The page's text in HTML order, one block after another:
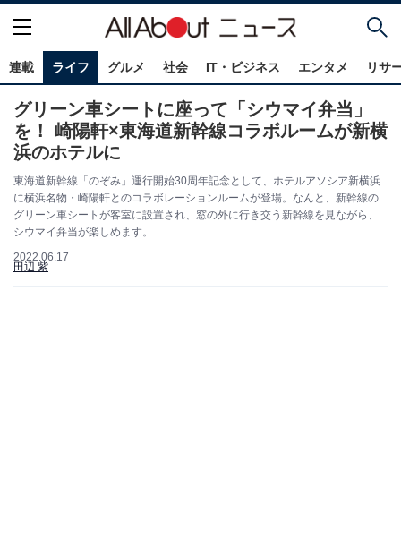
連載 ライフ グルメ 社会 IT・ビジネス エンタメ リサ
グリーン車シートに座って「シウマイ弁当」
を！ 崎陽軒×東海道新幹線コラボルームが新横
浜のホテルに
東海道新幹線「のぞみ」運行開始30周年記念として、ホテルアソシア新横浜
に横浜名物・崎陽軒とのコラボレーションルームが登場。なんと、新幹線の
グリーン車シートが客室に設置され、窓の外に行き交う新幹線を見ながら、
シウマイ弁当が楽しめます。
2022.06.17
田辺 紫